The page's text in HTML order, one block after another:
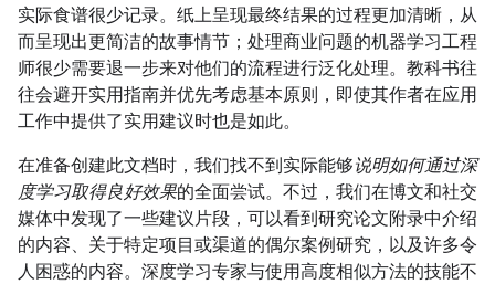
实际食谱很少记录。纸上呈现最终结果的过程更加清晰，从
而呈现出更简洁的故事情节；处理商业问题的机器学习工程
师很少需要退一步来对他们的流程进行泛化处理。教科书往
往会避开实用指南并优先考虑基本原则，即使其作者在应用
工作中提供了实用建议时也是如此。
在准备创建此文档时，我们找不到实际能够说明如何通过深
度学习取得良好效果的全面尝试。不过，我们在博文和社交
媒体中发现了一些建议片段，可以看到研究论文附录中介绍
的内容、关于特定项目或渠道的偶尔案例研究，以及许多令
人困惑的内容。深度学习专家与使用高度相似方法的技能不